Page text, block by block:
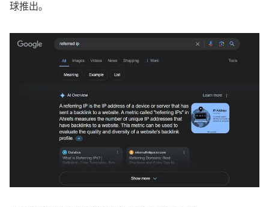
球推出。